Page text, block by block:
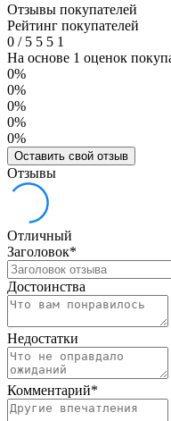
Отзывы покупателей
Рейтинг покупателей
0 /5 5 5 1
На основе 1 оценок
0%
0%
0%
0%
0%
Оставить свой отзыв
Отзывы
Отличный
Заголовок*
Достоинства
Недостатки
Комментарий*